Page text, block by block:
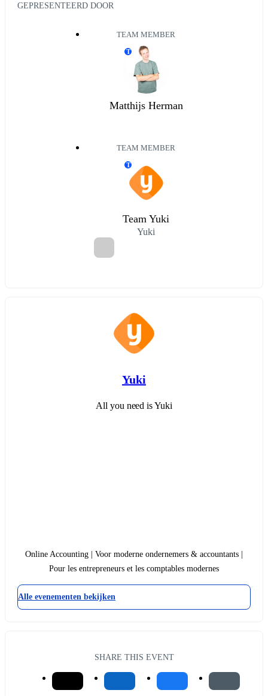
GEPRESENTEERD DOOR
TEAM MEMBER
T
Matthijs Herman
TEAM MEMBER
T
Team Yuki
Yuki
Yuki
All you need is Yuki
Online Accounting | Voor moderne ondernemers & accountants |
Pour les entrepreneurs et les comptables modernes
Alle evenementen bekijken
SHARE THIS EVENT